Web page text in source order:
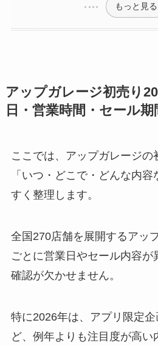
もっと見る
アップガレージ初売り
日・営業時間・セール
ここでは、アップガレージの
「いつ・どこで・どんな内
すく整理します。
全国270店舗を展開するアッ
ごとに営業日やセール内容が
確認が欠かせません。
特に2026年は、アプリ限定
ど、例年よりも注目度が高い